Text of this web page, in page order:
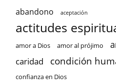
abandono aceptación
actitudes
amor a Dios amor al prójimo
caridad condición
confianza en Dios